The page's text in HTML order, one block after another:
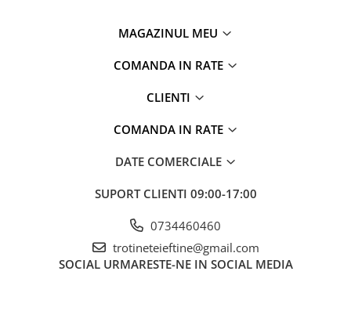
MAGAZINUL MEU
COMANDA IN RATE
CLIENTI
COMANDA IN RATE
DATE COMERCIALE
SUPORT CLIENTI 09:00-17:00
0734460460
trotineteieftine@gmail.com
SOCIAL URMARESTE-NE IN SOCIAL MEDIA